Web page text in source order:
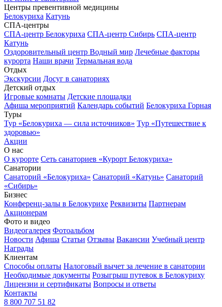
Центры превентивной медицины
Белокуриха Катунь
СПА-центры
СПА-центр Белокуриха СПА-центр Сибирь СПА-центр
Катунь
Оздоровительный центр Водный мир Лечебные факторы
курорта Наши врачи Термальная вода
Отдых
Экскурсии Досуг в санаториях
Детский отдых
Игровые комнаты Детские площадки
Афиша мероприятий Календарь событий Белокуриха Горная
Туры
Тур «Белокуриха — сила источников» Тур «Путешествие к
здоровью»
Акции
О нас
О курорте Сеть санаториев «Курорт Белокуриха»
Санатории
Санаторий «Белокуриха» Санаторий «Катунь» Санаторий
«Сибирь»
Бизнес
Конференц-залы в Белокурихе Реквизиты Партнерам
Акционерам
Фото и видео
Видеогалерея Фотоальбом
Новости Афиша Статьи Отзывы Вакансии Учебный центр
Награды
Клиентам
Способы оплаты Налоговый вычет за лечение в санатории
Необходимые документы Розыгрыш путевок в Белокуриху
Лицензии и сертификаты Вопросы и ответы
Контакты
8 800 707 51 82